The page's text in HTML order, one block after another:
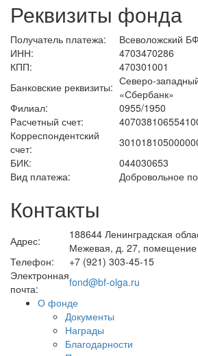
Реквизиты фонда
Получатель платежа:
Всеволожский
ИНН:
4703470286
КПП:
470301001
Банковские реквизиты: Северо-
«Сбербанк»
Филиал:
0955/1950
Расчетный счет:
Корреспондентский
счет:
БИК:
044030653
Вид платежа:
Добровольное
Контакты
Адрес:
188644 Ленинградская
Межевая, д. 27, помещение
Телефон:
+7 (921) 303-45-15
Электронная
почта:
fond@bf-olga.ru
О фонде
Документы
Награды
Благодарности